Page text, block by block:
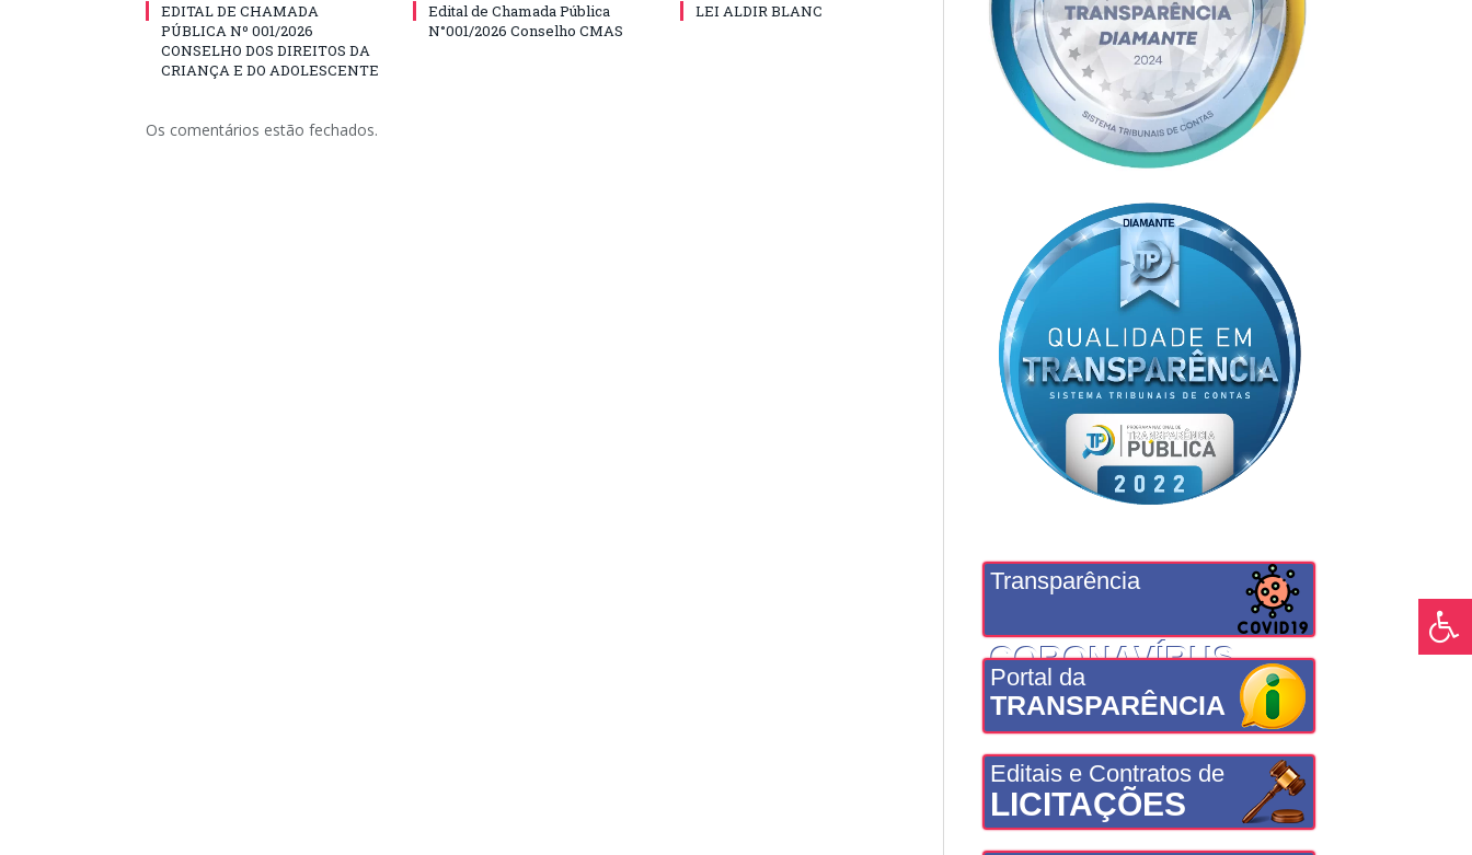
EDITAL DE CHAMADA
PÚBLICA Nº 001/2026
CONSELHO DOS DIREITOS DA
CRIANÇA E DO ADOLESCENTE
Edital de Chamada Pública
N°001/2026 Conselho CMAS
LEI ALDIR BLANC
Os comentários estão fechados.
Transparência
CORONAVÍRUS
Portal da
TRANSPARÊNCIA
Editais e Contratos de
LICITAÇÕES